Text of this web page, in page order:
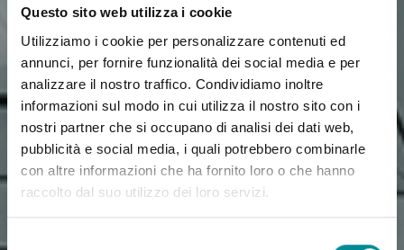
Questo sito web utilizza i cookie
Utilizziamo i cookie per personalizzare contenuti ed
annunci, per fornire funzionalità dei social media e per
analizzare il nostro traffico. Condividiamo inoltre
informazioni sul modo in cui utilizza il nostro sito con i
nostri partner che si occupano di analisi dei dati web,
pubblicità e social media, i quali potrebbero combinarle
con altre informazioni che ha fornito loro o che hanno
raccolto dal suo utilizzo dei loro servizi.